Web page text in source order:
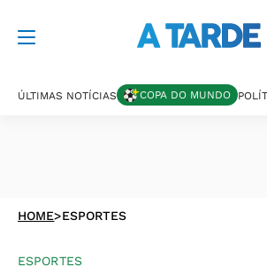
ÚLTIMAS NOTÍCIAS COPA DO MUNDO
HOME>ESPORTES
ESPORTES